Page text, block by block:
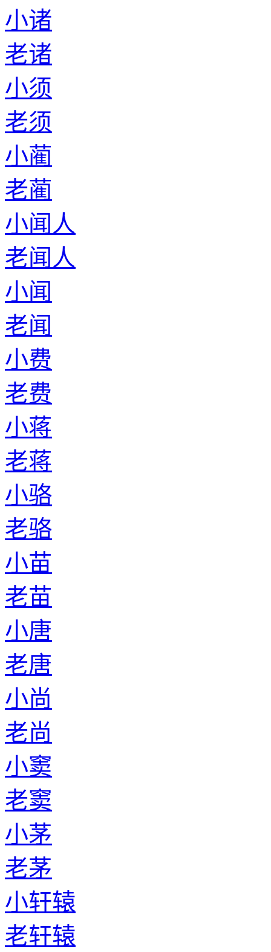
小诸
老诸
小须
老须
小蔺
老蔺
小闻人
老闻人
小闻
老闻
小费
老费
小蒋
老蒋
小骆
老骆
小苗
老苗
小唐
老唐
小尚
老尚
小窦
老窦
小茅
老茅
小轩辕
老轩辕